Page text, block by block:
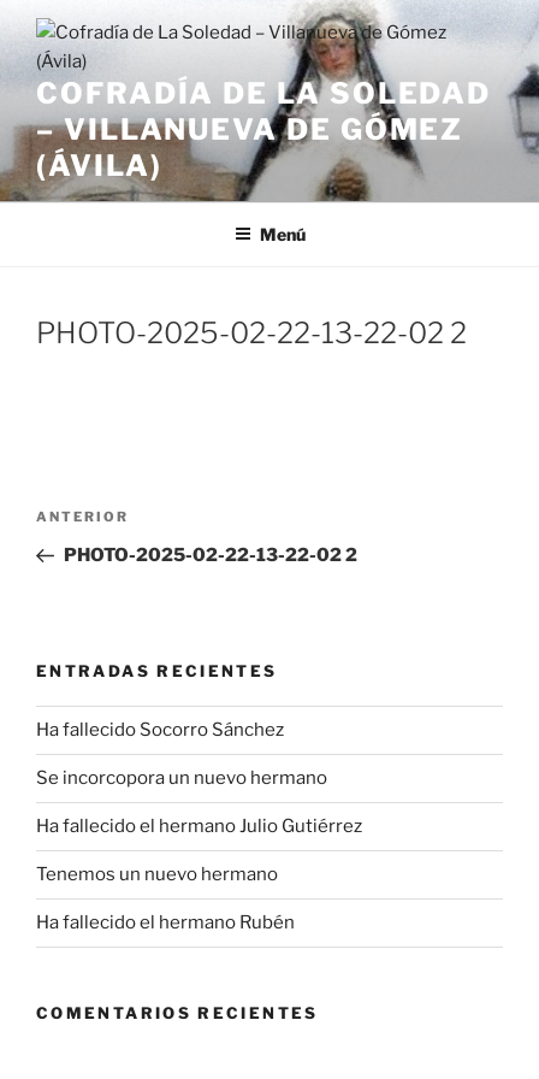
Saltar
contenido
COFRADÍA DE LA SOLEDAD
– VILLANUEVA DE GÓMEZ
(ÁVILA)
Menú
PHOTO-2025-02-22-13-22-02 2
Navegación
entradas
Entrada
anterior:
ANTERIOR
PHOTO-2025-02-22-13-22-02 2
ENTRADAS RECIENTES
Ha fallecido Socorro Sánchez
Se incorcopora un nuevo hermano
Ha fallecido el hermano Julio Gutiérrez
Tenemos un nuevo hermano
Ha fallecido el hermano Rubén
COMENTARIOS RECIENTES